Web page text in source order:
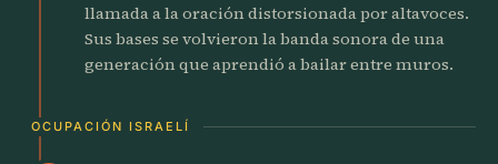
llamada a la oración distorsionada por altavoces.
Sus bases se volvieron la banda sonora de una
generación que aprendió a bailar entre muros.
OCUPACIÓN ISRAELÍ